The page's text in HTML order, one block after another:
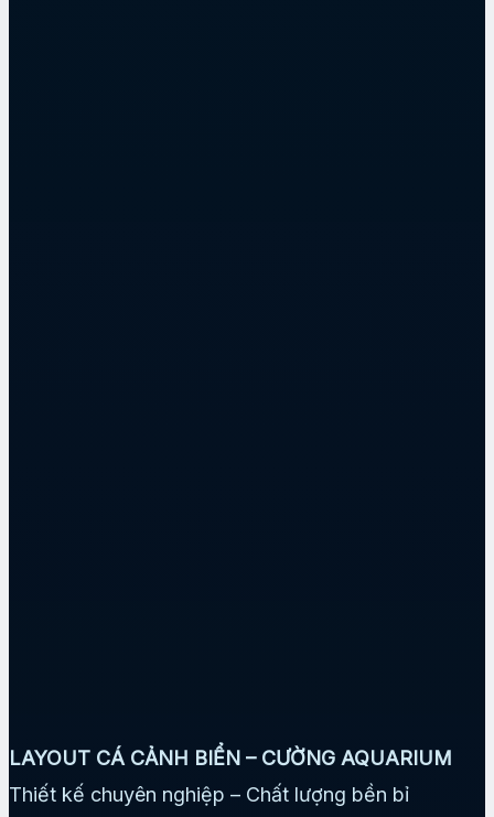
LAYOUT CÁ CẢNH BIỂN – CƯỜNG AQUARIUM
Thiết kế chuyên nghiệp – Chất lượng bền bỉ